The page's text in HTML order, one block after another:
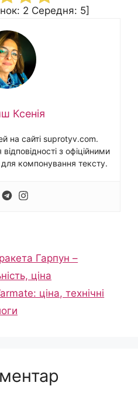
2 Середня: 5]
Ксенія
на сайті suprotyv.com.
з офіційними
компонування тексту.
Гарпун –
ціна
ціна, технічні